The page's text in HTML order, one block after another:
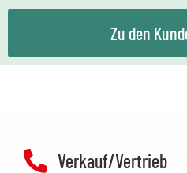
Zu den
Verkauf/Vertrieb